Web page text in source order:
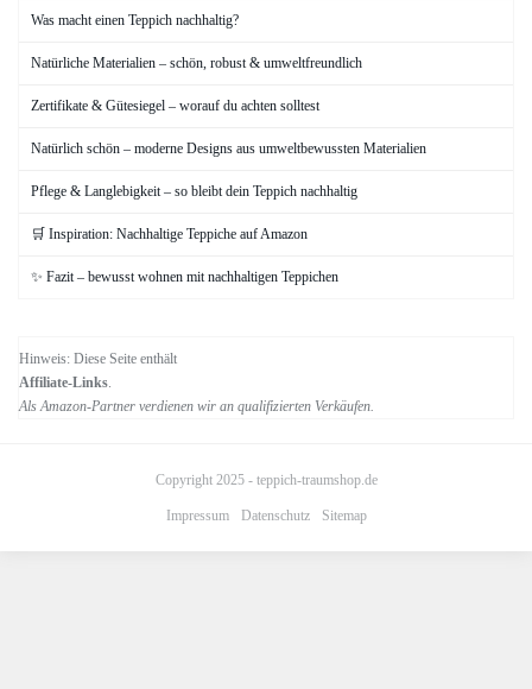
Was macht einen Teppich nachhaltig?
Natürliche Materialien – schön, robust & umweltfreundlich
Zertifikate & Gütesiegel – worauf du achten solltest
Natürlich schön – moderne Designs aus umweltbewussten Materialien
Pflege & Langlebigkeit – so bleibt dein Teppich nachhaltig
🛒 Inspiration: Nachhaltige Teppiche auf Amazon
✨ Fazit – bewusst wohnen mit nachhaltigen Teppichen
Hinweis: Diese Seite enthält
Affiliate-Links.
Als Amazon-Partner verdienen wir an qualifizierten Verkäufen.
Copyright 2025 - teppich-traumshop.de
Impressum Datenschutz Sitemap